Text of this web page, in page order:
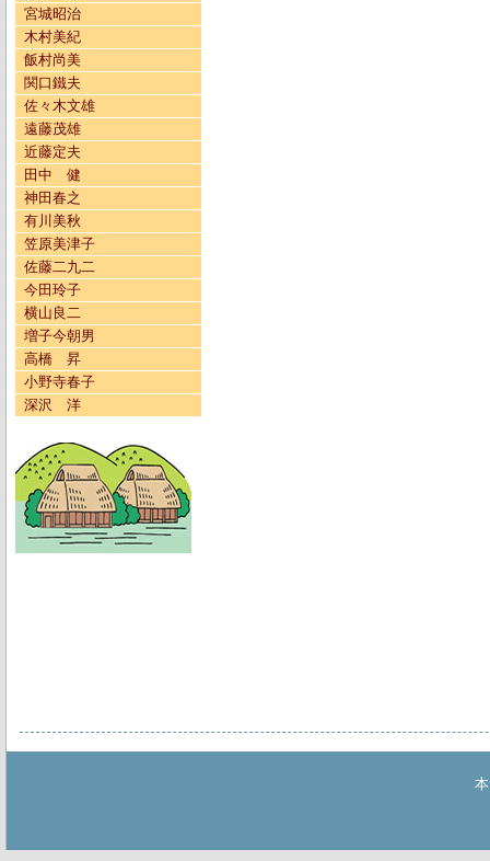
宮城昭治
木村美紀
飯村尚美
関口鐵夫
佐々木文雄
遠藤茂雄
近藤定夫
田中 健
神田春之
有川美秋
笠原美津子
佐藤二九二
今田玲子
横山良二
増子今朝男
高橋 昇
小野寺春子
深沢 洋